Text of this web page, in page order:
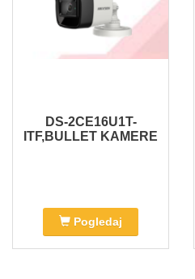
DS-2CE16U1T-
ITF,BULLET KAMERE
Pogledaj